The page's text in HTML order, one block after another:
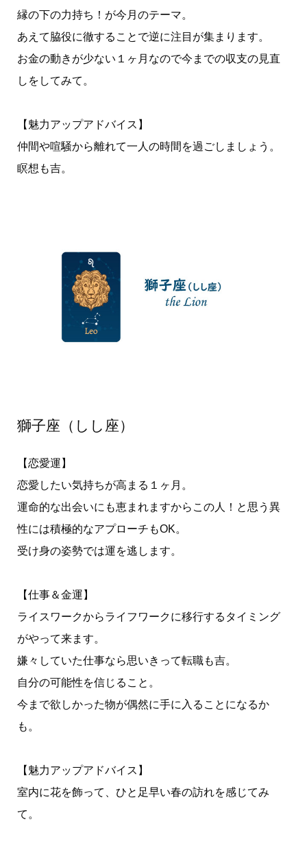
縁の下の力持ち！が今月のテーマ。
あえて脇役に徹することで逆に注目が集まります。
お金の動きが少ない１ヶ月なので今までの収支の見直
しをしてみて。
【魅力アップアドバイス】
仲間や喧騒から離れて一人の時間を過ごしましょう。
瞑想も吉。
獅子座（しし座）
【恋愛運】
恋愛したい気持ちが高まる１ヶ月。
運命的な出会いにも恵まれますからこの人！と思う異
性には積極的なアプローチもOK。
受け身の姿勢では運を逃します。
【仕事＆金運】
ライスワークからライフワークに移行するタイミング
がやって来ます。
嫌々していた仕事なら思いきって転職も吉。
自分の可能性を信じること。
今まで欲しかった物が偶然に手に入ることになるか
も。
【魅力アップアドバイス】
室内に花を飾って、ひと足早い春の訪れを感じてみ
て。